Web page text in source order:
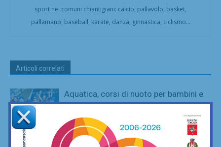
sport nei comuni chiantigiani: calcio, pallavolo, basket,
pallamano, baseball, karate, danza, ginnastica, ciclismo...
Articoli correlati
Nuoto
Aquatica, corsi di nuoto per bambini e
ragazzi anche a settembre
Coppa Italia di Serie D, il Grassina